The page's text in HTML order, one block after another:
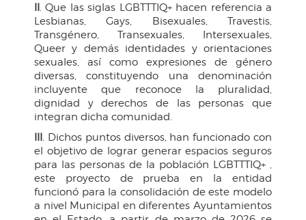
II . Que las siglas LGBTTTIQ+ hacen referencia a
Lesbianas, Gays, Bisexuales, Travestis,
Transgénero, Transexuales, Intersexuales,
Queer y demás identidades y orientaciones
sexuales, así como expresiones de género
diversas, constituyendo una denominación
incluyente que reconoce la pluralidad,
dignidad y derechos de las personas que
integran dicha comunidad.
III . Dichos puntos diversos, han funcionado con
el objetivo de lograr generar espacios seguros
para las personas de la población LGBTTTIQ+ ,
este proyecto de prueba en la entidad
funcionó para la consolidación de este modelo
a nivel Municipal en diferentes Ayuntamientos